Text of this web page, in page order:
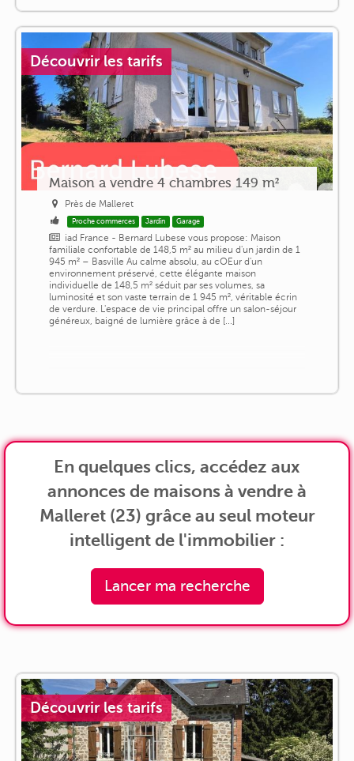
Découvrir les tarifs
Maison a vendre 4 chambres 149 m²
Près de Malleret
Proche commerces Jardin Garage
iad France - Bernard Lubese vous propose: Maison
familiale confortable de 148,5 m² au milieu d'un jardin de 1
945 m² – Basville Au calme absolu, au cOEur d'un
environnement préservé, cette élégante maison
individuelle de 148,5 m² séduit par ses volumes, sa
luminosité et son vaste terrain de 1 945 m², véritable écrin
de verdure. L'espace de vie principal offre un salon-séjour
généreux, baigné de lumière grâce à de [...]
En quelques clics, accédez aux
annonces de maisons à vendre à
Malleret (23) grâce au seul moteur
intelligent de l'immobilier :
Lancer ma recherche
Découvrir les tarifs